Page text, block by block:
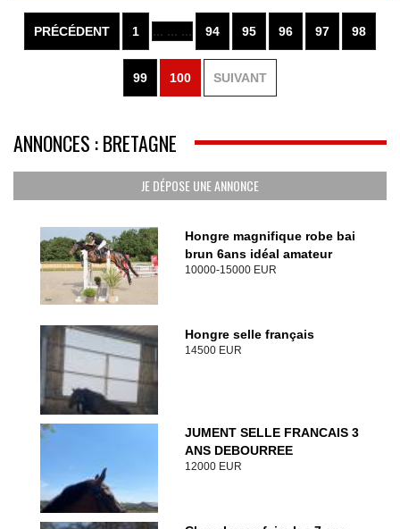
PRÉCÉDENT 1 ... ... ... 94 95 96 97 98
99 100 SUIVANT
ANNONCES : BRETAGNE
JE DÉPOSE UNE ANNONCE
Hongre magnifique robe bai
brun 6ans idéal amateur
10000-15000 EUR
Hongre selle français
14500 EUR
JUMENT SELLE FRANCAIS 3
ANS DEBOURREE
12000 EUR